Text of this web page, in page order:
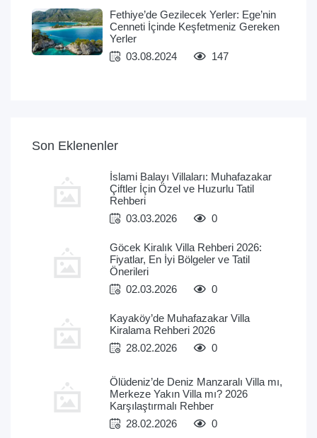
Fethiye’de Gezilecek Yerler: Ege’nin
Cenneti İçinde Keşfetmeniz Gereken
Yerler
03.08.2024
147
Son Eklenenler
İslami Balayı Villaları: Muhafazakar
Çiftler İçin Özel ve Huzurlu Tatil
Rehberi
03.03.2026
0
Göcek Kiralık Villa Rehberi 2026:
Fiyatlar, En İyi Bölgeler ve Tatil
Önerileri
02.03.2026
0
Kayaköy’de Muhafazakar Villa
Kiralama Rehberi 2026
28.02.2026
0
Ölüdeniz’de Deniz Manzaralı Villa mı,
Merkeze Yakın Villa mı? 2026
Karşılaştırmalı Rehber
28.02.2026
0